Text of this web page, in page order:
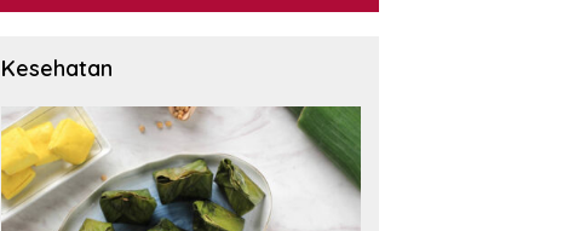
Kesehatan